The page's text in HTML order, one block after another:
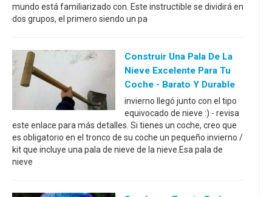
mundo está familiarizado con. Este instructible se dividirá en
dos grupos, el primero siendo un pa
Construir Una Pala De La
Nieve Excelente Para Tu
Coche - Barato Y Durable
invierno llegó junto con el tipo
equivocado de nieve :) - revisa
este enlace para más detalles. Si tienes un coche, creo que
es obligatorio en el tronco de su coche un pequeño invierno /
kit que incluye una pala de nieve de la nieve.Esa pala de
nieve